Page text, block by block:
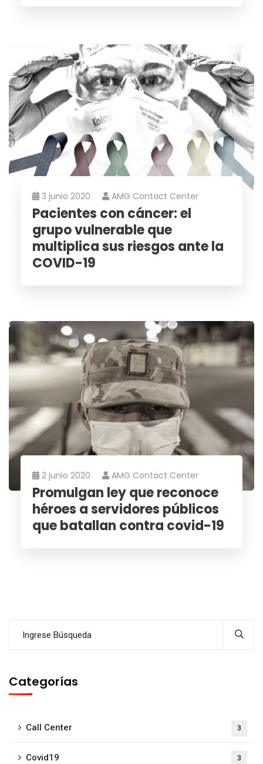
3 junio 2020 AMG Contact Center
Pacientes con cáncer: el
grupo vulnerable que
multiplica sus riesgos ante la
COVID-19
2 junio 2020 AMG Contact Center
Promulgan ley que reconoce
héroes a servidores públicos
que batallan contra covid-19
Categorías
Call Center 3
Covid19 3